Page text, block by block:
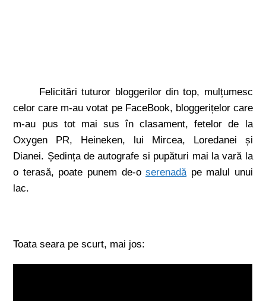
Felicitări tuturor bloggerilor din top, mulțumesc
celor care m-au votat pe FaceBook, bloggerițelor care
m-au pus tot mai sus în clasament, fetelor de la
Oxygen PR, Heineken, lui Mircea, Loredanei și
Dianei. Ședința de autografe si pupături mai la vară la
o terasă, poate punem de-oserenadăpe malul unui
lac.
Toata seara pe scurt, mai jos: